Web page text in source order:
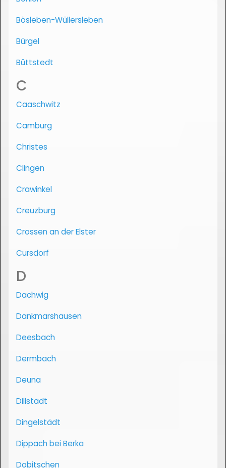
Bösleben-Wüllersleben
Bürgel
Büttstedt
C
Caaschwitz
Camburg
Christes
Clingen
Crawinkel
Creuzburg
Crossen an der Elster
Cursdorf
D
Dachwig
Dankmarshausen
Deesbach
Dermbach
Deuna
Dillstädt
Dingelstädt
Dippach bei Berka
Dobitschen